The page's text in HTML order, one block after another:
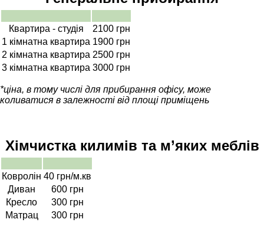
Квартира - студія
2100 грн
1 кімнатна квартира 1900 грн
2 кімнатна квартира 2500 грн
3 кімнатна квартира 3000 грн
*ціна, в тому числі для прибирання офісу, може
коливатися в залежності від площі приміщень
Хімчистка килимів та м’яких меблів
Ковролін 40 грн/м.кв
Диван
600 грн
Кресло
300 грн
Матрац
300 грн